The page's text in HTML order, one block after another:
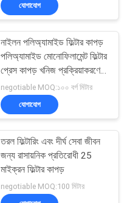
যোগাযোগ
নাইলন পলিঅ্যামাইড ফিল্টার কাপড়
পলিঅ্যামাইড মোনোফিলামেন্ট ফিল্টার
প্রেস কাপড় খনিজ প্রক্রিয়াকরণের
জন্য
negotiable MOQ:১০০ বর্গ মিটার
যোগাযোগ
তরল ফিল্টারিং এবং দীর্ঘ সেবা জীবন
জন্য রাসায়নিক প্রতিরোধী 25
মাইক্রন ফিল্টার কাপড়
negotiable MOQ:100 মিটার